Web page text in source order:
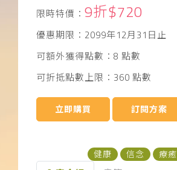
限時特價： 9折$720
優惠期限：2099年12月31日止
可額外獲得點數：8 點數
可折抵點數上限：360 點數
立即購買 訂閱方案
健康 信念 療癒